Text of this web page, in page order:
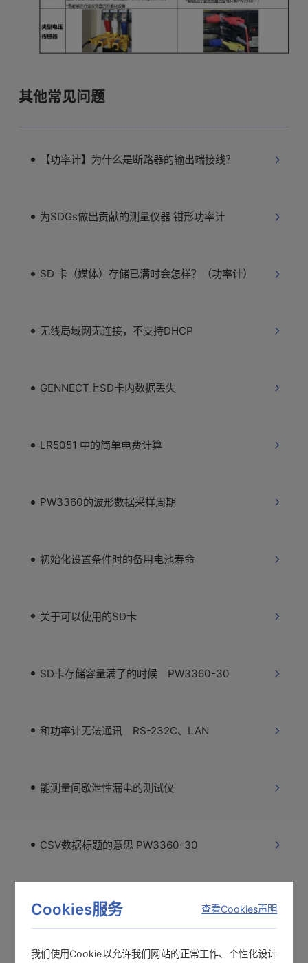
其他常见问题
【功率计】为什么是断路器的输出端接线？
为SDGs做出贡献的测量仪器 钳形功率计
SD 卡（媒体）存储已满时会怎样？（功率计）
无线局域网无连接，不支持DHCP
GENNECT上SD卡内数据丢失
LR5051 中的简单电费计算
PW3360的波形数据采样周期
初始化设置条件时的备用电池寿命
关于可以使用的SD卡
SD卡存储容量满了的时候 PW3360-30
和功率计无法通讯 RS-232C、LAN
能测量间歇泄性漏电的测试仪
CSV数据标题的意思 PW3360-30
Excel中不显示谐波数据 PW3360-31
最大显示范围 功率计查看软件
Cookies服务 查看Cookies声明
我们使用Cookie以允许我们网站的正常工作、个性化设计